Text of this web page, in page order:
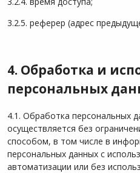
3.2.5. реферер (адрес
4. Обработка и
персональных
4.1. Обработка персональных
осуществляется без
способом, в том числе в
персональных данных с
автоматизации или без